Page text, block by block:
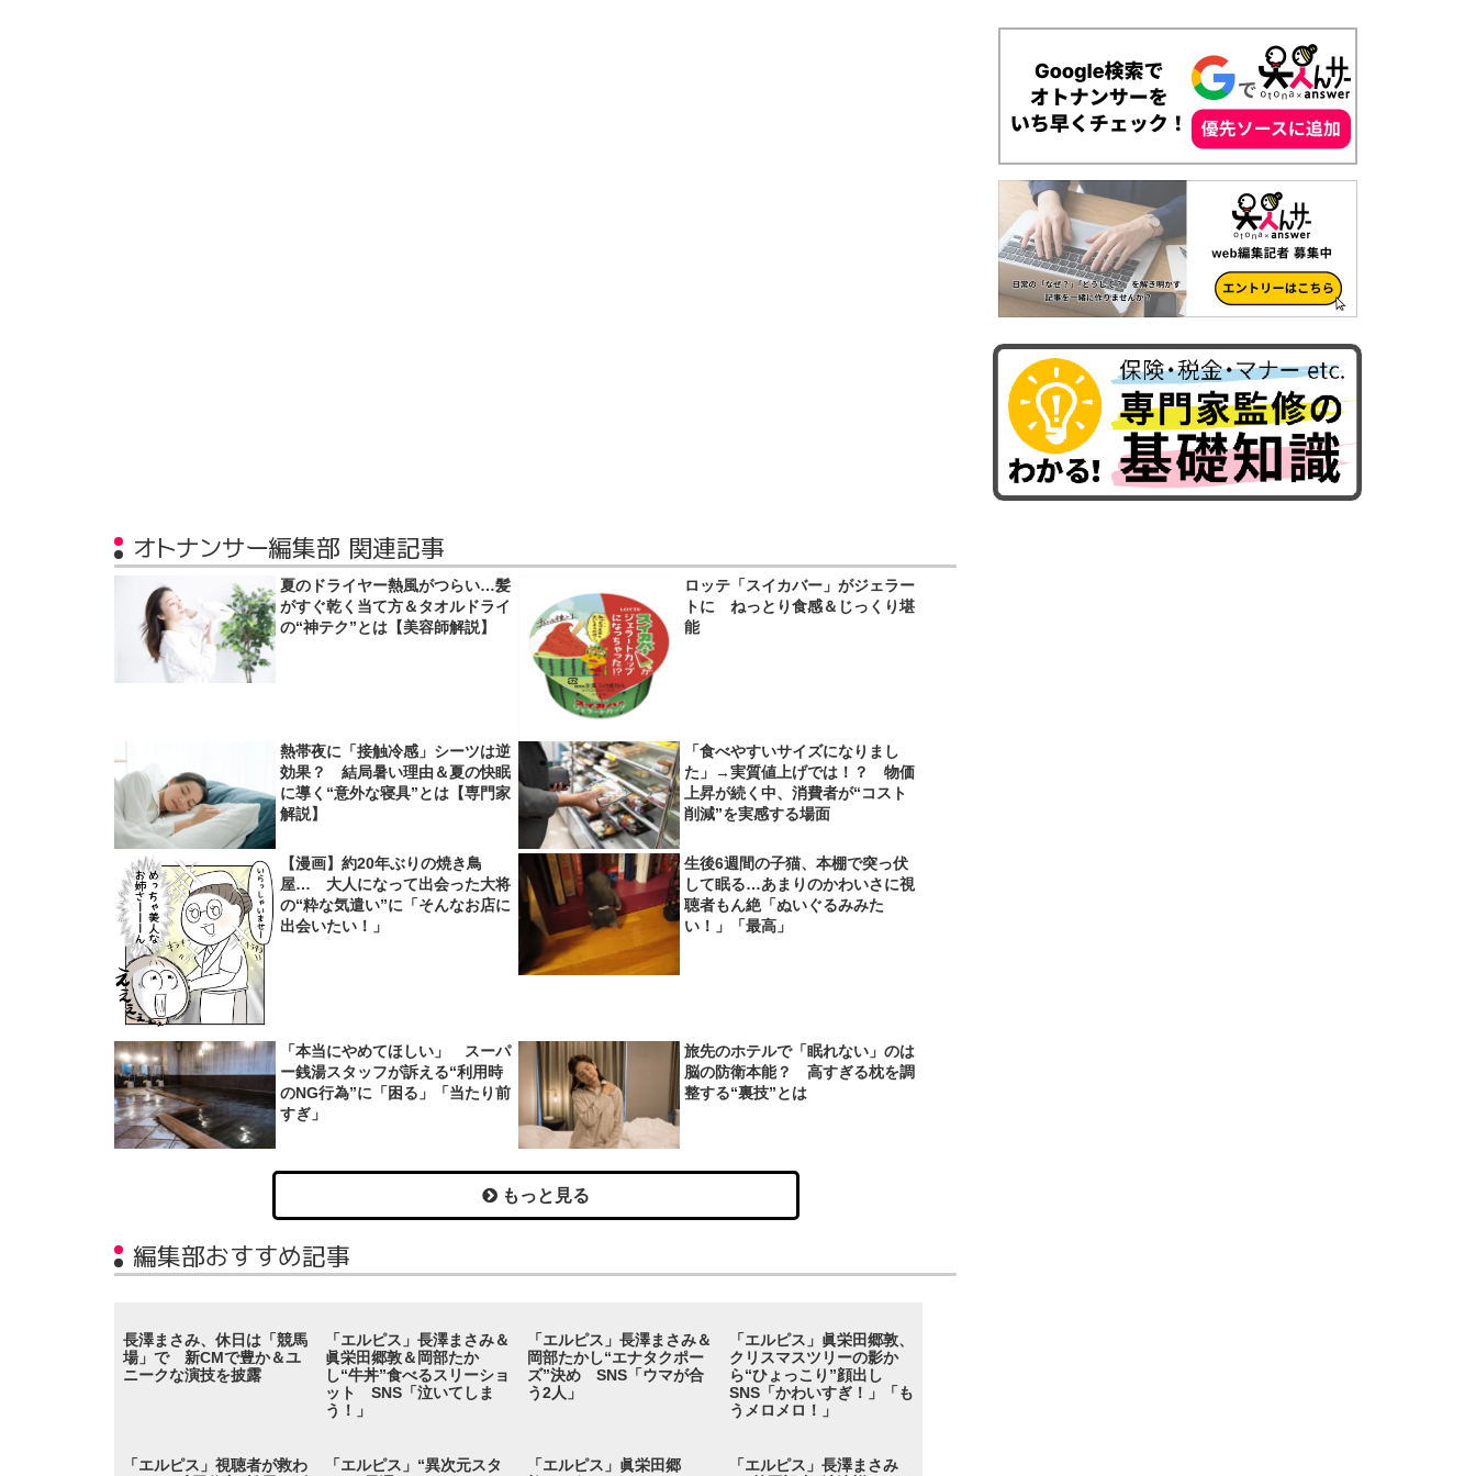
オトナンサー編集部 関連記事
夏のドライヤー熱風がつらい…髪
がすぐ乾く当て方＆タオルドライ
の“神テク”とは【美容師解説】
ロッテ「スイカバー」がジェラー
トに ねっとり食感＆じっくり堪
能
熱帯夜に「接触冷感」シーツは逆
効果？ 結局暑い理由＆夏の快眠
に導く“意外な寝具”とは【専門家
解説】
「食べやすいサイズになりまし
た」→実質値上げでは！？ 物価
上昇が続く中、消費者が“コスト
削減”を実感する場面
【漫画】約20年ぶりの焼き鳥
屋… 大人になって出会った大将
の“粋な気遣い”に「そんなお店に
出会いたい！」
生後6週間の子猫、本棚で突っ伏
して眠る…あまりのかわいさに視
聴者もん絶「ぬいぐるみみた
い！」「最高」
「本当にやめてほしい」 スーパ
ー銭湯スタッフが訴える“利用時
のNG行為”に「困る」「当たり前
すぎ」
旅先のホテルで「眠れない」のは
脳の防衛本能？ 高すぎる枕を調
整する“裏技”とは
もっと見る
編集部おすすめ記事
長澤まさみ、休日は「競馬
場」で 新CMで豊か＆ユ
ニークな演技を披露
「エルピス」長澤まさみ＆
眞栄田郷敦＆岡部たか
し“牛丼”食べるスリーショ
ット SNS「泣いてしま
う！」
「エルピス」長澤まさみ＆
岡部たかし“エナタクポー
ズ”決め SNS「ウマが合
う2人」
「エルピス」眞栄田郷敦、
クリスマスツリーの影か
ら“ひょっこり”顔出し
SNS「かわいすぎ！」「も
うメロメロ！」
「エルピス」視聴者が救わ
「エルピス」“異次元スタ
「エルピス」眞栄田郷
「エルピス」長澤まさみ